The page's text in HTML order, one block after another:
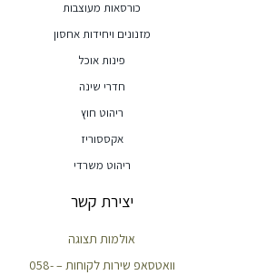
כורסאות מעוצבות
מזנונים ויחידות אחסון
פינות אוכל
חדרי שינה
ריהוט חוץ
אקססוריז
ריהוט משרדי
יצירת קשר
אולמות תצוגה
וואטסאפ שירות לקוחות – 058-